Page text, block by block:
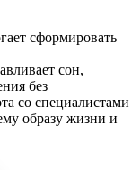
сформировать
сон,
без
со специалистами
образу жизни и